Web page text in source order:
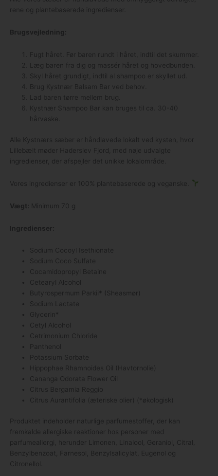
rene og plantebaserede ingredienser.
Brugsvejledning:
Fugt håret. Før baren rundt i håret, indtil det skummer.
Læg baren fra dig og massér håret og hovedbunden.
Skyl håret grundigt, indtil al shampoo er skyllet ud.
Brug Kystnær Balsam Bar ved behov.
Lad baren tørre mellem brug.
Kystnær Shampoo Bar kan bruges til ca. 30-40
hårvaske.
Alle Kystnærs sæber er håndlavede lokalt ved kysten, hvor
Lillebælt møder Haderslev Fjord, med nøje udvalgte
ingredienser, der afspejler det unikke lokalområde.
Vores ingredienser er 100% plantebaserede og veganske.
Vægt: Minimum 70 g
Ingredienser:
Sodium Cocoyl Isethionate
Sodium Coco Sulfate
Cocamidopropyl Betaine
Cetearyl Alcohol
Butyrospermum Parkii* (Sheasmør)
Sodium Lactate
Glycerin*
Cetyl Alcohol
Cetrimonium Chloride
Panthenol
Potassium Sorbate
Hippophae Rhamnoides Oil (Havtornolie)
Cananga Odorata Flower Oil
Citrus Bergamia Reggio
Citrus Aurantifolia (æteriske olier) (*økologisk)
Produktet indeholder naturlige parfumestoffer, der kan
fremkalde allergiske reaktioner hos personer med
parfumeallergi, herunder Limonen, Linalool, Geraniol, Citral,
Benzylbenzoat, Farnesol, Benzylsalicylat, Eugenol og
Citronellol.